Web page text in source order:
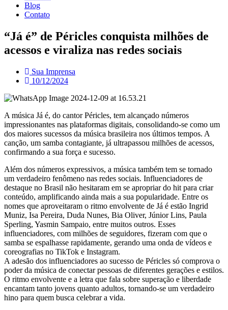
Blog
Contato
“Já é” de Péricles conquista milhões de
acessos e viraliza nas redes sociais
Sua Imprensa
10/12/2024
A música Já é, do cantor Péricles, tem alcançado números
impressionantes nas plataformas digitais, consolidando-se como um
dos maiores sucessos da música brasileira nos últimos tempos. A
canção, um samba contagiante, já ultrapassou milhões de acessos,
confirmando a sua força e sucesso.
Além dos números expressivos, a música também tem se tornado
um verdadeiro fenômeno nas redes sociais. Influenciadores de
destaque no Brasil não hesitaram em se apropriar do hit para criar
conteúdo, amplificando ainda mais a sua popularidade. Entre os
nomes que aproveitaram o ritmo envolvente de Já é estão Ingrid
Muniz, Isa Pereira, Duda Nunes, Bia Oliver, Júnior Lins, Paula
Sperling, Yasmin Sampaio, entre muitos outros. Esses
influenciadores, com milhões de seguidores, fizeram com que o
samba se espalhasse rapidamente, gerando uma onda de vídeos e
coreografias no TikTok e Instagram.
A adesão dos influenciadores ao sucesso de Péricles só comprova o
poder da música de conectar pessoas de diferentes gerações e estilos.
O ritmo envolvente e a letra que fala sobre superação e liberdade
encantam tanto jovens quanto adultos, tornando-se um verdadeiro
hino para quem busca celebrar a vida.